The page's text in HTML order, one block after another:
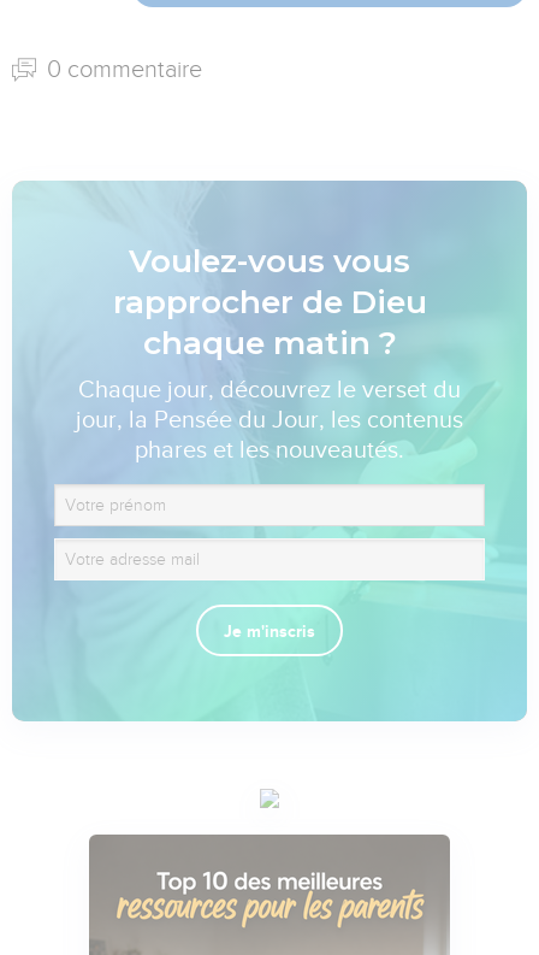
0 commentaire
Voulez-vous vous
rapprocher de Dieu
chaque matin ?
Chaque jour, découvrez le verset du
jour, la Pensée du Jour, les contenus
phares et les nouveautés.
Je m'inscris